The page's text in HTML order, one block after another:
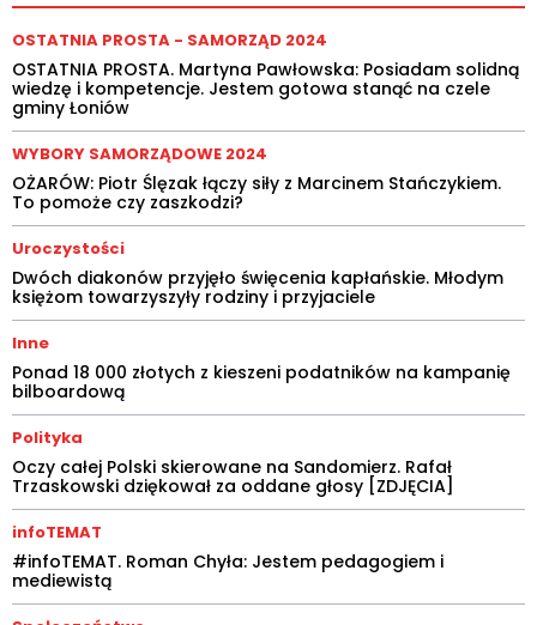
OSTATNIA PROSTA - SAMORZĄD 2024
OSTATNIA PROSTA. Martyna Pawłowska: Posiadam solidną
wiedzę i kompetencje. Jestem gotowa stanąć na czele
gminy Łoniów
WYBORY SAMORZĄDOWE 2024
OŻARÓW: Piotr Ślęzak łączy siły z Marcinem Stańczykiem.
To pomoże czy zaszkodzi?
Uroczystości
Dwóch diakonów przyjęło święcenia kapłańskie. Młodym
księżom towarzyszyły rodziny i przyjaciele
Inne
Ponad 18 000 złotych z kieszeni podatników na kampanię
bilboardową
Polityka
Oczy całej Polski skierowane na Sandomierz. Rafał
Trzaskowski dziękował za oddane głosy [ZDJĘCIA]
infoTEMAT
#infoTEMAT. Roman Chyła: Jestem pedagogiem i
mediewistą